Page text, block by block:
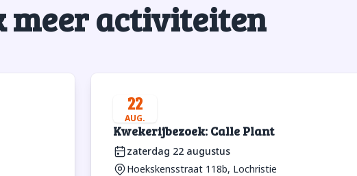
meer activiteiten
22
AUG.
Kwekerijbezoek: Calle Plant
zaterdag 22 augustus
Hoekskensstraat 118b, Lochristie